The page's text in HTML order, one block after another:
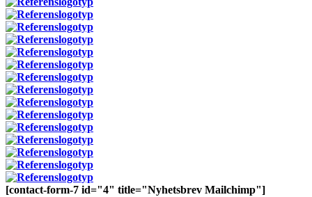
[contact-form-7 id="4" title="Nyhetsbrev Mailchimp"]